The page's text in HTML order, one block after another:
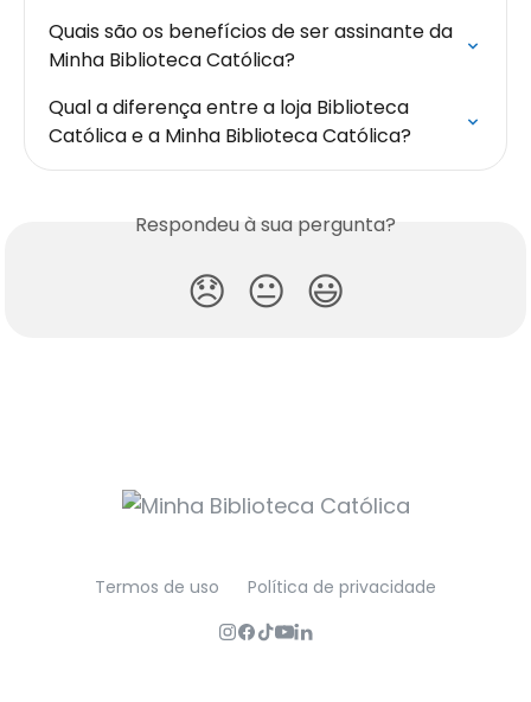
Quais são os benefícios de ser assinante da
Minha Biblioteca Católica?
Qual a diferença entre a loja Biblioteca
Católica e a Minha Biblioteca Católica?
Respondeu à sua pergunta?
😞 😐 😃
Termos de uso Política de privacidade